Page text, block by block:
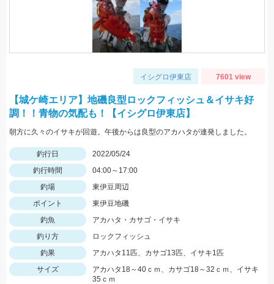
イシグロ伊東店 7601 view
【城ケ崎エリア】地磯良型ロックフィッシュ＆イサキ好
調！！青物の気配も！【イシグロ伊東店】
朝方に久々のイサキが回遊。午後からは良型のアカハタが連発しました。
釣行日
2022/05/24
釣行時間
04:00～17:00
釣場
東伊豆周辺
ポイント
東伊豆地磯
釣魚
アカハタ・カサゴ・イサキ
釣り方
ロックフィッシュ
釣果
アカハタ11匹、カサゴ13匹、イサキ1匹
サイズ
アカハタ18～40ｃｍ、カサゴ18～32ｃｍ、イサキ
35ｃｍ